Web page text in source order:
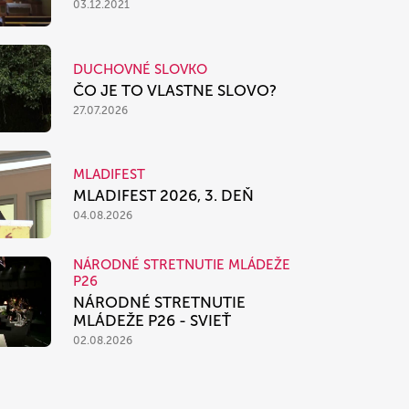
03.12.2021
DUCHOVNÉ SLOVKO
ČO JE TO VLASTNE SLOVO?
27.07.2026
MLADIFEST
MLADIFEST 2026, 3. DEŇ
04.08.2026
NÁRODNÉ STRETNUTIE MLÁDEŽE
P26
NÁRODNÉ STRETNUTIE
MLÁDEŽE P26 - SVIEŤ
02.08.2026